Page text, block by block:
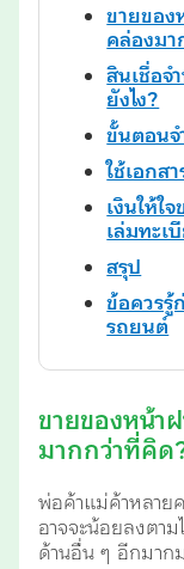
ขายของ
คล่องม
สินเชื่อจ
ยังไง?
ขั้นตอนจ
ใช้เอกส
เงินให้ใ
เล่มทะเ
สรุป
ข้อควรรู้
รถยนต์
ขายของหน้า
มากกว่าที่คิด
พ่อค้าแม่ค้าหลาย
อาจจะน้อยลงตา
ด้านอื่น ๆ อีกมาก